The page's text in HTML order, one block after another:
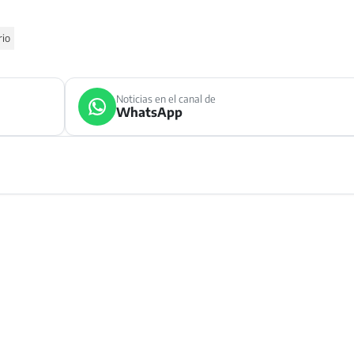
Noticias en el canal de
WhatsApp